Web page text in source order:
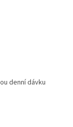
denní dávku